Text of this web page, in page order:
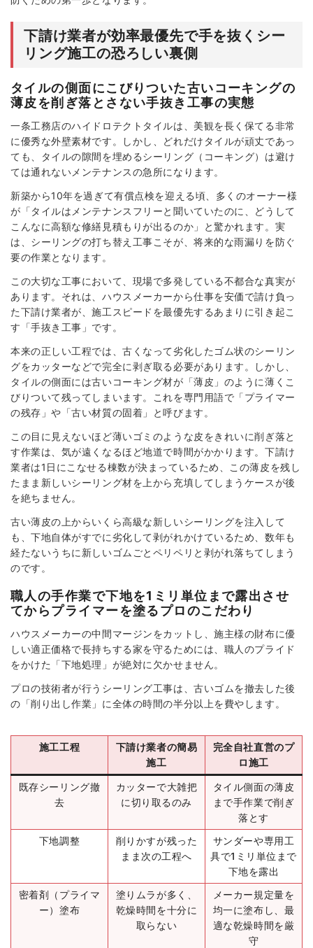
下請け業者が効率最優先で手を抜くシー
リング施工の恐ろしい裏側
タイルの側面にこびりついた古いコーキングの
薄皮を削ぎ落とさない手抜き工事の実態
一条工務店のハイドロテクトタイルは、美観を長く保てる非常
に優秀な外壁素材です。しかし、どれだけタイルが頑丈であっ
ても、タイルの隙間を埋めるシーリング（コーキング）は避け
ては通れないメンテナンスの急所になります。
新築から10年を過ぎて有償点検を迎える頃、多くのオーナー様
が「タイルはメンテナンスフリーと聞いていたのに、どうして
こんなに高額な修繕見積もりが出るのか」と驚かれます。実
は、シーリングの打ち替え工事こそが、将来的な雨漏りを防ぐ
要の作業となります。
この大切な工事において、現場で多発している不都合な真実が
あります。それは、ハウスメーカーから仕事を安価で請け負っ
た下請け業者が、施工スピードを最優先するあまりに引き起こ
す「手抜き工事」です。
本来の正しい工程では、古くなって劣化したゴム状のシーリン
グをカッターなどで完全に剥ぎ取る必要があります。しかし、
タイルの側面には古いコーキング材が「薄皮」のように薄くこ
びりついて残ってしまいます。これを専門用語で「プライマー
の残存」や「古い材質の固着」と呼びます。
この目に見えないほど薄いゴミのような皮をきれいに削ぎ落と
す作業は、気が遠くなるほど地道で時間がかかります。下請け
業者は1日にこなせる棟数が決まっているため、この薄皮を残し
たまま新しいシーリング材を上から充填してしまうケースが後
を絶ちません。
古い薄皮の上からいくら高級な新しいシーリングを注入して
も、下地自体がすでに劣化して剥がれかけているため、数年も
経たないうちに新しいゴムごとペリペリと剥がれ落ちてしまう
のです。
職人の手作業で下地を1ミリ単位まで露出させ
てからプライマーを塗るプロのこだわり
ハウスメーカーの中間マージンをカットし、施主様の財布に優
しい適正価格で長持ちする家を守るためには、職人のプライド
をかけた「下地処理」が絶対に欠かせません。
プロの技術者が行うシーリング工事は、古いゴムを撤去した後
の「削り出し作業」に全体の時間の半分以上を費やします。
施工工程
下請け業者の簡易
施工
完全自社直営のプ
ロ施工
既存シーリング撤
去
カッターで大雑把
に切り取るのみ
タイル側面の薄皮
まで手作業で削ぎ
落とす
下地調整
削りかすが残った
まま次の工程へ
サンダーや専用工
具で1ミリ単位まで
下地を露出
密着剤（プライマ
ー）塗布
塗りムラが多く、
乾燥時間を十分に
取らない
メーカー規定量を
均一に塗布し、最
適な乾燥時間を厳
守